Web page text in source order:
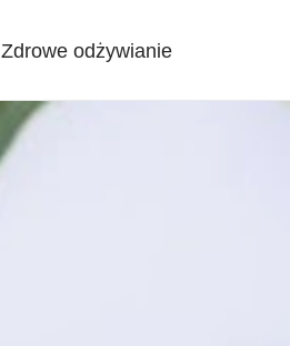
Zdrowe odżywianie